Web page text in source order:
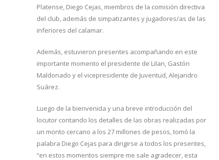
Platense, Diego Cejas, miembros de la comisión directiva
del club, además de simpatizantes y jugadores/as de las
inferiores del calamar.
Además, estuvieron presentes acompañando en este
importante momento el presidente de Lilan, Gastón
Maldonado y el vicepresidente de Juventud, Alejandro
Suárez.
Luego de la bienvenida y una breve introducción del
locutor contando los detalles de las obras realizadas por
un monto cercano a los 27 millones de pesos, tomó la
palabra Diego Cejas para dirigirse a todos los presentes,
“en estos momentos siempre me sale agradecer, esta